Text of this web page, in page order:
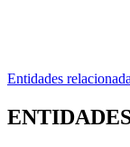
Entidades